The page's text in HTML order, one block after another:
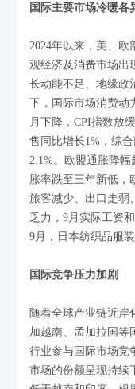
国际主要市场冷暖各
2024年以来，美、
观经济及消费市场出
长动能不足、地缘政
下，国际市场消费动
月下降，CPI指数放
售同比增长1%，综
2.1%。欧盟通胀降
胀率跌至三年新低，
旅客减少、出口走弱
乏力，9月实际工资
9月，日本纺织品服
国际竞争压力加剧
随着全球产业链近岸
加越南、孟加拉国等
行业参与国际市场竞
市场的份额呈现持续